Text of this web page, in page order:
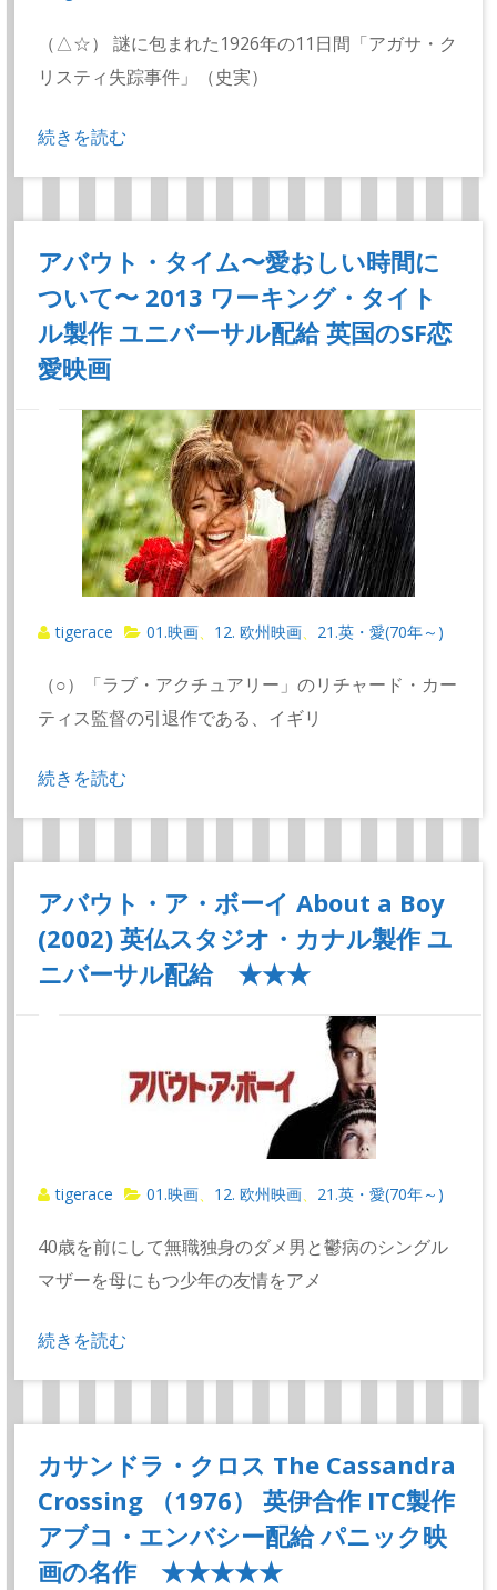
（△☆） 謎に包まれた1926年の11日間「アガサ・ク
リスティ失踪事件」（史実）
続きを読む
アバウト・タイム〜愛おしい時間に
ついて〜 2013 ワーキング・タイト
ル製作 ユニバーサル配給 英国のSF恋
愛映画
tigerace 01.映画 12. 欧州映画 21.英・愛(70年～)
（○）「ラブ・アクチュアリー」のリチャード・カー
ティス監督の引退作である、イギリ
続きを読む
アバウト・ア・ボーイ About a Boy
(2002) 英仏スタジオ・カナル製作 ユ
ニバーサル配給 ★★★
tigerace 01.映画 12. 欧州映画 21.英・愛(70年～)
40歳を前にして無職独身のダメ男と鬱病のシングル
マザーを母にもつ少年の友情をアメ
続きを読む
カサンドラ・クロス The Cassandra
Crossing （1976） 英伊合作 ITC製作
アブコ・エンバシー配給 パニック映
画の名作 ★★★★★